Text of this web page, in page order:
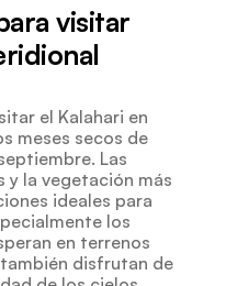
visitar
el Kalahari en
meses secos de
Las
y la vegetación más
ideales para
los
en terrenos
disfrutan de